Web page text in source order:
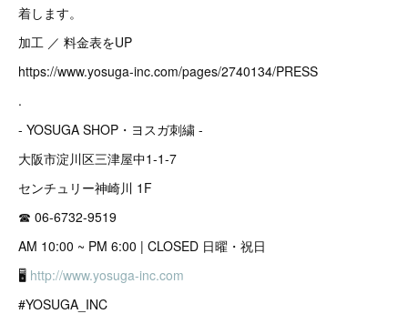
着します。
加工 ／ 料金表をUP
https://www.yosuga-inc.com/pages/2740134/PRESS
.
- YOSUGA SHOP・ヨスガ刺繍 -
大阪市淀川区三津屋中1-1-7
センチュリー神崎川 1F
☎︎ 06-6732-9519
AM 10:00 ~ PM 6:00 | CLOSED 日曜・祝日
🖥 http://www.yosuga-inc.com
#YOSUGA_INC